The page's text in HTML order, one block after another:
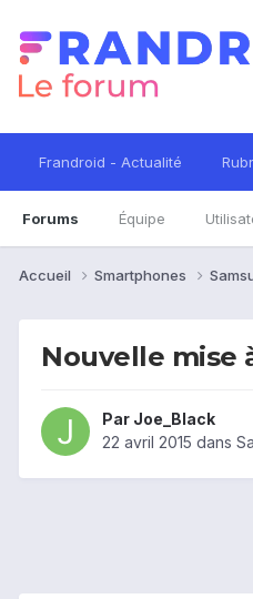
Frandroid - Actualité
Forums Équipe
Accueil Smartphones
Nouvelle mise
Par Joe_Black
22 avril 2015 dans